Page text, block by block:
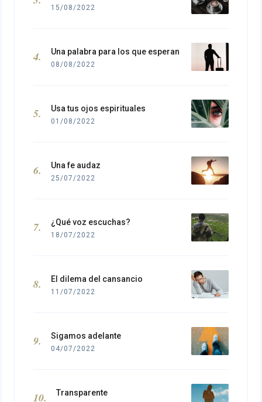
15/08/2022
Una palabra para los que esperan
08/08/2022
Usa tus ojos espirituales
01/08/2022
Una fe audaz
25/07/2022
¿Qué voz escuchas?
18/07/2022
El dilema del cansancio
11/07/2022
Sigamos adelante
04/07/2022
Transparente